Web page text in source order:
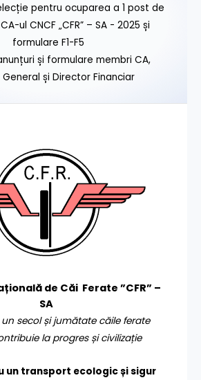
pentru ocuparea a 1 post de
ul CNCF „CFR” – SA - 2025 și
formulare F1-F5
și formulare membri CA,
și Director Financiar
de Căi Ferate ”CFR” –
SA
secol și jumătate căile ferate
la progres și civilizație
un transport ecologic și sigur